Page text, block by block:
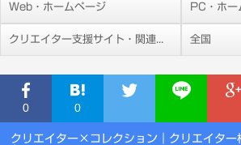
Web・ホームページ PC・ホー
クリエイター支援サイト・関連施設 全国
0 0
クリエイター×コレクション ｜クリエイタ